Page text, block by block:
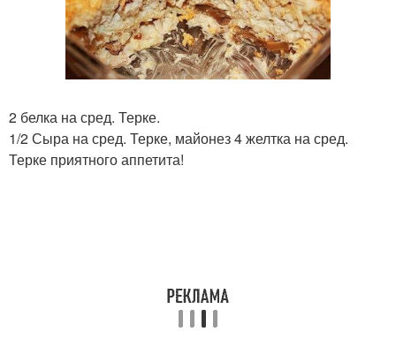
2 белка на сред. Терке.
1/2 Сыра на сред. Терке, майонез 4 желтка на сред.
Терке приятного аппетита!